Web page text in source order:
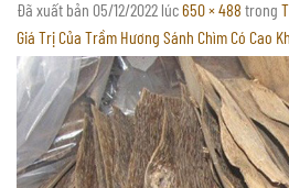
Đã xuất bản 05/12/2022 lúc650 × 488 trong
Giá Trị Của Trầm Hương Sánh Chìm Có Cao